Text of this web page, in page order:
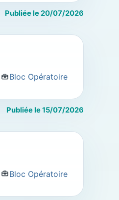
Publiée le 20/07/2026
Bloc Opératoire
Publiée le 15/07/2026
Bloc Opératoire